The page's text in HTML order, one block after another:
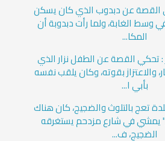
القصة عن دبدوب الذي كان يسكن
وسط الغابة، ولما رأت دبدوبة أن
المكا...
: تحكي القصة عن الطفل نزار الذي
والاعتزاز بقوته، وكان يلقب نفسه
بأبي ا...
تعج بالتلوث والضجيج، كان هناك
يمشي في شارع مزدحم يستغرقه
الضجيج، ف...